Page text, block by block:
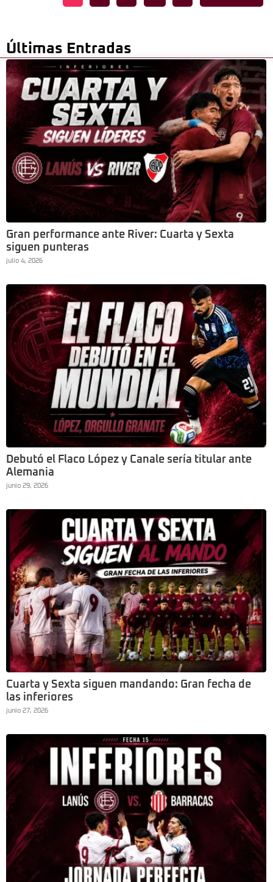
Últimas Entradas
Gran performance ante River: Cuarta y Sexta
siguen punteras
julio 4, 2026
Debutó el Flaco López y Canale sería titular ante
Alemania
junio 29, 2026
Cuarta y Sexta siguen mandando: Gran fecha de
las inferiores
junio 27, 2026